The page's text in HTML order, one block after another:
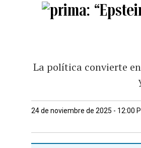
La política convierte
24 de noviembre de 2025 - 12:00